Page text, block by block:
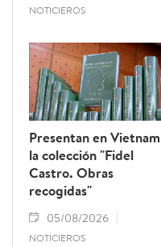
NOTICIEROS
Presentan en Vietnam
la colección "Fidel
Castro. Obras
recogidas"
05/08/2026
NOTICIEROS